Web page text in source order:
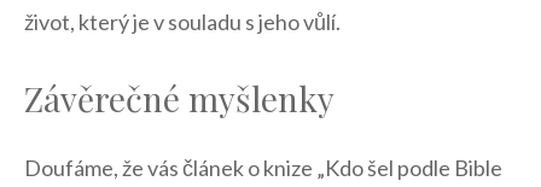
život, který je v souladu s jeho vůlí.
Závěrečné myšlenky
Doufáme, že vás článek o knize „Kdo šel podle Bible